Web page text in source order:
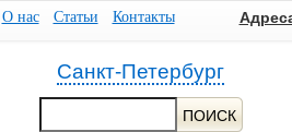
О нас Статьи Контакты
Санкт-Петербург
ПОИСК